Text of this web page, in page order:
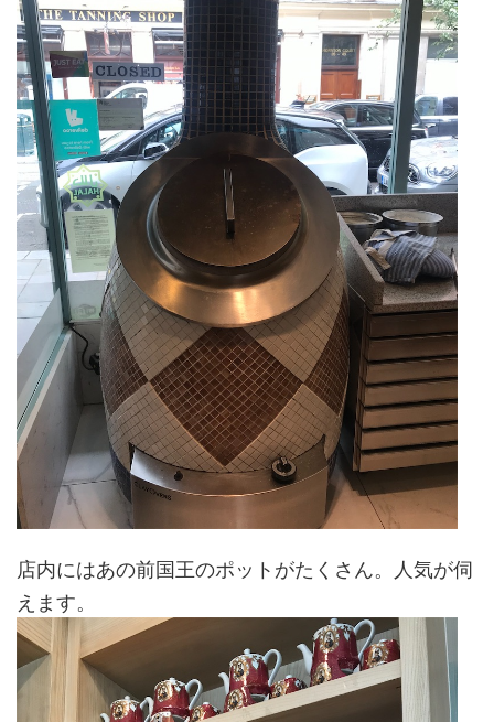
店内にはあの前国王のポットがたくさん。人気が伺
えます。